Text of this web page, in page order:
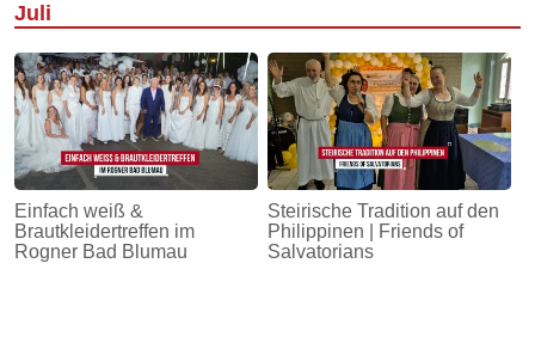
Juli
Einfach weiß &
Brautkleidertreffen im
Rogner Bad Blumau
Steirische Tradition auf den
Philippinen | Friends of
Salvatorians